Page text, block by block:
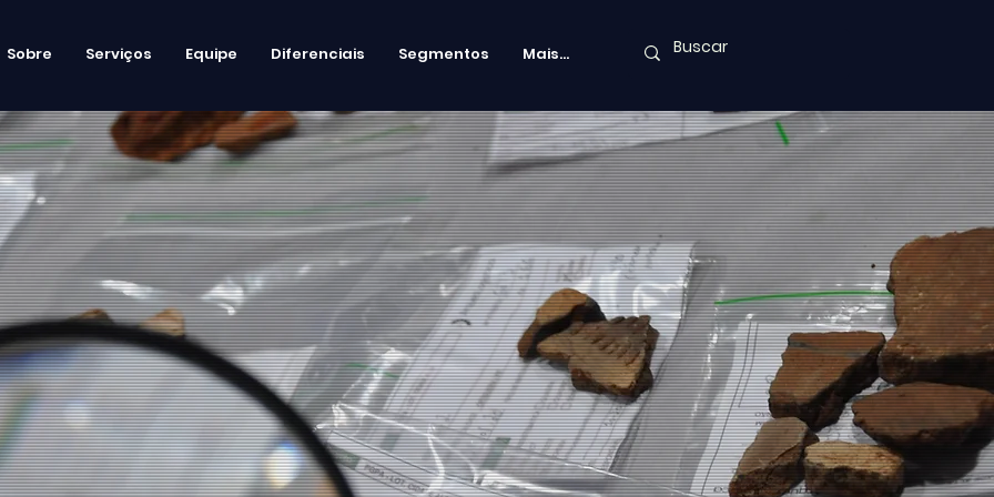
Sobre Serviços Equipe Diferenciais Segmentos Mais...